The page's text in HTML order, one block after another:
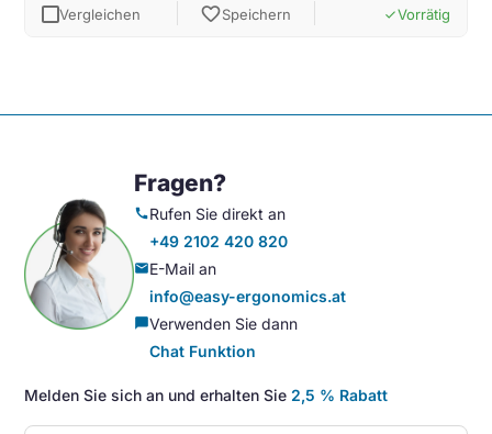
Vergleichen favoriteSpeichern doneVorrätig
Fragen?
callRufen Sie direkt an
+49 2102 420 820
mailE-Mail an
info@easy-ergonomics.at
chat_bubbleVerwenden Sie dann
Chat Funktion
Melden Sie sich an und erhalten Sie 2,5 % Rabatt